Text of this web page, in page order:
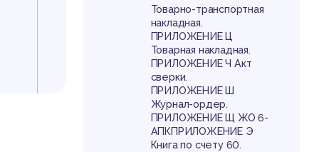
Товарно-транспортная
накладная.
ПРИЛОЖЕНИЕ Ц
Товарная накладная.
ПРИЛОЖЕНИЕ Ч Акт
сверки.
ПРИЛОЖЕНИЕ Ш
Журнал-ордер.
ПРИЛОЖЕНИЕ Щ ЖО 6-
АПКПРИЛОЖЕНИЕ Э
Книга по счету 60.